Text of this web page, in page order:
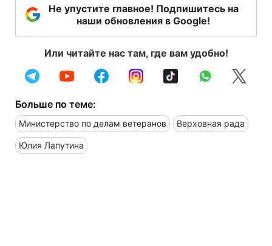
Не упустите главное! Подпишитесь на
наши обновления в Google!
Или читайте нас там, где вам удобно!
Больше по теме:
Министерство по делам ветеранов Верховная рада
Юлия Лапутина